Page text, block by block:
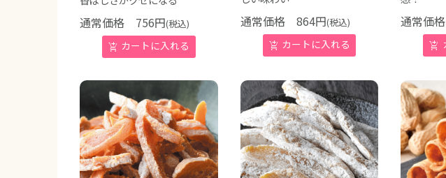
通常価格 756円(税込) 通常価格864円(税込) 通常価格